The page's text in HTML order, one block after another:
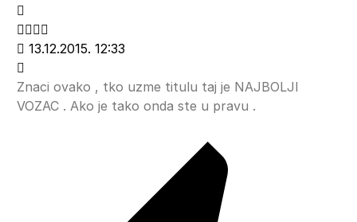
13.12.2015. 12:33
Znaci ovako , tko uzme titulu taj je NAJBOLJI
VOZAC . Ako je tako onda ste u pravu .